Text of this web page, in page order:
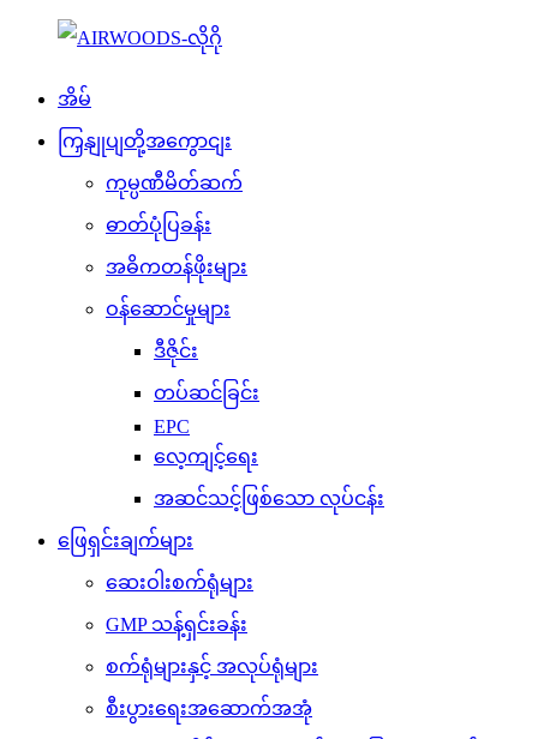
အိမ်
ကြှနျုပျတို့အကွောငျး
ကုမ္ပဏီမိတ်ဆက်
ဓာတ်ပုံပြခန်း
အဓိကတန်ဖိုးများ
ဝန်ဆောင်မှုများ
ဒီဇိုင်း
တပ်ဆင်ခြင်း
EPC
လေ့ကျင့်ရေး
အဆင်သင့်ဖြစ်သော လုပ်ငန်း
ဖြေရှင်းချက်များ
ဆေးဝါးစက်ရုံများ
GMP သန့်ရှင်းခန်း
စက်ရုံများနှင့် အလုပ်ရုံများ
စီးပွားရေးအဆောက်အအုံ